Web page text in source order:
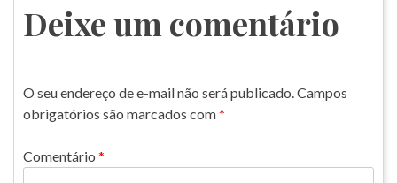
Post
Deixe um comentário
O seu endereço de e-mail não será publicado.Campos
obrigatórios são marcados com*
Comentário *